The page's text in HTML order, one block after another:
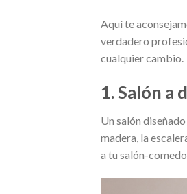
Aquí te
verdadero
cualquier cambio.
1. Salón a
Un salón
madera, la
a tu salón-